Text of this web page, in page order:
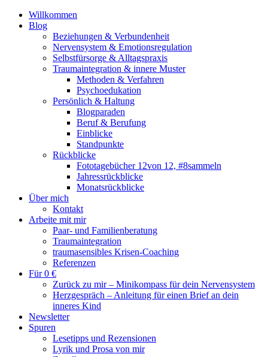
Willkommen
Blog
Beziehungen & Verbundenheit
Nervensystem & Emotionsregulation
Selbstfürsorge & Alltagspraxis
Traumaintegration & innere Muster
Methoden & Verfahren
Psychoedukation
Persönlich & Haltung
Blogparaden
Beruf & Berufung
Einblicke
Standpunkte
Rückblicke
Fototagebücher 12von 12, #8sammeln
Jahressrückblicke
Monatsrückblicke
Über mich
Kontakt
Arbeite mit mir
Paar- und Familienberatung
Traumaintegration
traumasensibles Krisen-Coaching
Referenzen
Für 0 €
Zurück zu mir – Minikompass für dein Nervensystem
Herzgespräch – Anleitung für einen Brief an dein
inneres Kind
Newsletter
Spuren
Lesetipps und Rezensionen
Lyrik und Prosa von mir